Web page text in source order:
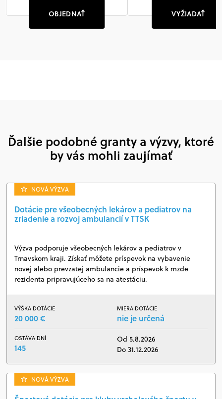
OBJEDNAŤ VYŽIADAŤ
Ďalšie podobné granty a výzvy, ktoré
by vás mohli zaujímať
NOVÁ VÝZVA
Dotácie pre všeobecných lekárov a pediatrov na
zriadenie a rozvoj ambulancií v TTSK
Výzva podporuje všeobecných lekárov a pediatrov v
Trnavskom kraji. Získať môžete príspevok na vybavenie
novej alebo prevzatej ambulancie a príspevok k mzde
rezidenta pripravujúceho sa na atestáciu.
VÝŠKA DOTÁCIE
20 000 €
MIERA DOTÁCIE
nie je určená
OSTÁVA DNÍ
145
Od 5.8.2026
Do 31.12.2026
NOVÁ VÝZVA